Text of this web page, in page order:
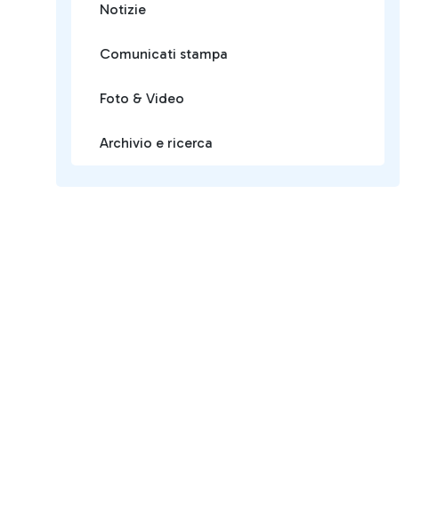
Notizie
Comunicati stampa
Foto & Video
Archivio e ricerca